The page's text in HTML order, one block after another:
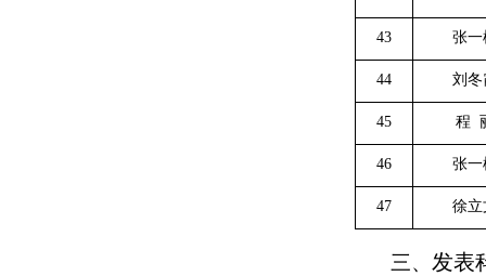
43 张一
44 刘冬
45 程
46 张一
47 徐立
三、 发表